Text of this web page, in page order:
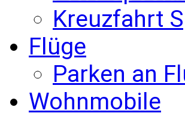
Kreuzfahrt
Flüge
Parken an
Wohnmobile